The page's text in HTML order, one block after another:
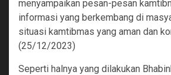
menyampaikan pesan-pesan
informasi yang berkembang di
situasi kamtibmas yang aman dan
(25/12/2023)
Seperti halnya yang dilakukan